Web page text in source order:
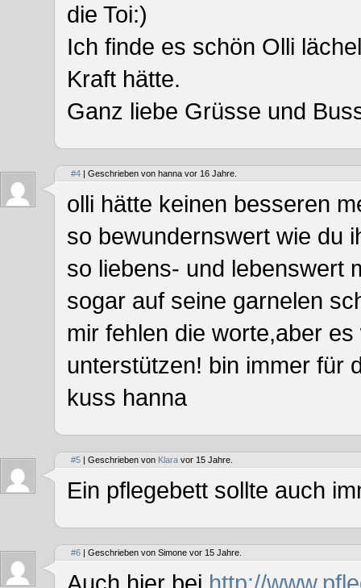
die Toi:)
Ich finde es schön Olli
Kraft hätte.
Ganz liebe Grüsse und
#4 | Geschrieben von hanna vor 16 Jahre.
olli hätte keinen besseren
so bewundernswert wie du
so liebens- und lebenswert
sogar auf seine garnelen
mir fehlen die worte,aber
unterstützen! bin immer für
kuss hanna
#5 | Geschrieben von Klara vor 15 Jahre.
Ein pflegebett sollte auch
#6 | Geschrieben von Simone vor 15 Jahre.